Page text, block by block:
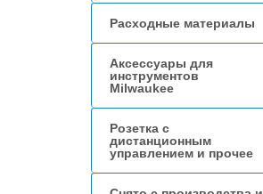
Расходные материалы
Аксессуары для
инструментов
Milwaukee
Розетка с
дистанционным
управлением и прочее